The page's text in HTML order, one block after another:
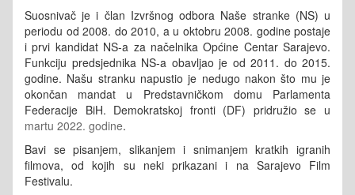
Suosnivač je i član Izvršnog odbora Naše stranke (NS) u
periodu od 2008. do 2010, a u oktobru 2008. godine postaje
i prvi kandidat NS-a za načelnika Općine Centar Sarajevo.
Funkciju predsjednika NS-a obavljao je od 2011. do 2015.
godine. Našu stranku napustio je nedugo nakon što mu je
okončan mandat u Predstavničkom domu Parlamenta
Federacije BiH. Demokratskoj fronti (DF) pridružio se u
martu 2022. godine.
Bavi se pisanjem, slikanjem i snimanjem kratkih igranih
filmova, od kojih su neki prikazani i na Sarajevo Film
Festivalu.